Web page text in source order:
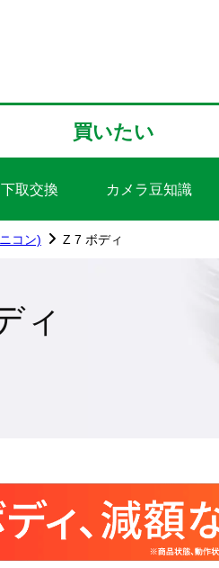
買いたい
下取交換 カメラ豆知識
コン) Z 7 ボディ
ィ